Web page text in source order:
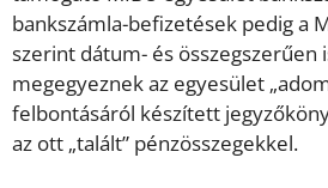
bankszámla-befizetések pedig a
szerint dátum- és összegszerűen
megegyeznek az egyesület
felbontásáról készített
az ott „talált” pénzösszegekkel.